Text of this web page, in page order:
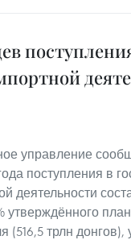
управление
поступления в
деятельности
утверждённого
(516,5 трлн